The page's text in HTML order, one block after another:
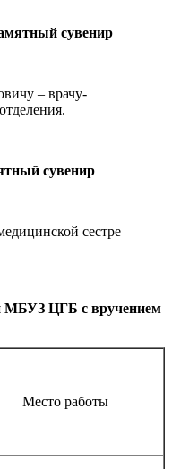
сувенир
– врачу-
сувенир
сестре
МБУЗ ЦГБ с вручением
Место работы